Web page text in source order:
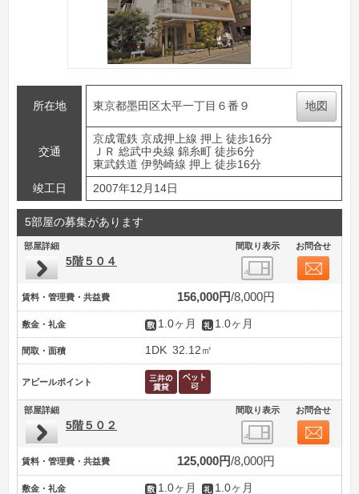
所在地 東京都墨田区太平一丁目６番９ 地図
交通
京成電鉄 京成押上線 押上 徒歩16分
ＪＲ 総武中央線 錦糸町 徒歩6分
東武鉄道 伊勢崎線 押上 徒歩16分
竣工日
2007年12月14日
5部屋の募集があります
部屋詳細 間取り表示 お問合せ
5階５０４
賃料・管理費・共益費 156,000円 8,000円
敷金・礼金 1.0ヶ月 1.0ヶ月
間取・面積 1DK 32.12㎡
アピールポイント
部屋詳細 間取り表示 お問合せ
5階５０２
賃料・管理費・共益費 125,000円 8,000円
敷金・礼金 1.0ヶ月 1.0ヶ月